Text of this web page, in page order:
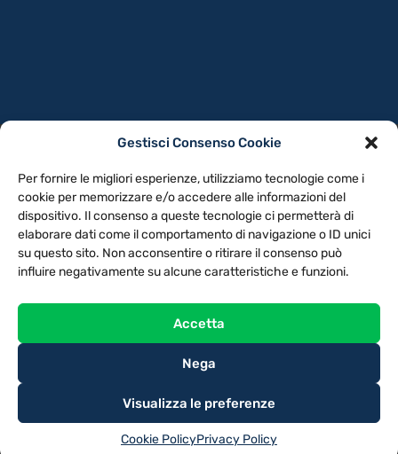
Gestisci Consenso Cookie
Per fornire le migliori esperienze, utilizziamo tecnologie come i
cookie per memorizzare e/o accedere alle informazioni del
dispositivo. Il consenso a queste tecnologie ci permetterà di
elaborare dati come il comportamento di navigazione o ID unici
su questo sito. Non acconsentire o ritirare il consenso può
influire negativamente su alcune caratteristiche e funzioni.
Accetta
Nega
Visualizza le preferenze
Cookie PolicyPrivacy Policy
NOTE LEGALI
CONTATTACI PREFERENZE
TV LIBERA S.P.A.
Via Monteleonese 95/21 – 51100 Pistoia (PT)
Tel. 0573.9136 / Fax 0573.913615